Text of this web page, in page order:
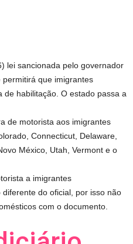
lei sancionada pelo governador
permitirá que imigrantes
de habilitação. O estado passa a
de motorista aos imigrantes
Connecticut, Delaware,
México, Utah, Vermont e o
a imigrantes
do oficial, por isso não
com o documento.